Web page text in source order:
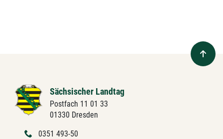
Sächsischer Landtag
Postfach 11 01 33
01330 Dresden
0351 493-50